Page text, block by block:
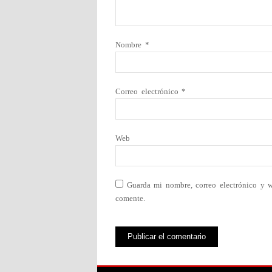
Nombre *
Correo electrónico*
Web
Guarda mi nombre, correo electrónico y
comente.